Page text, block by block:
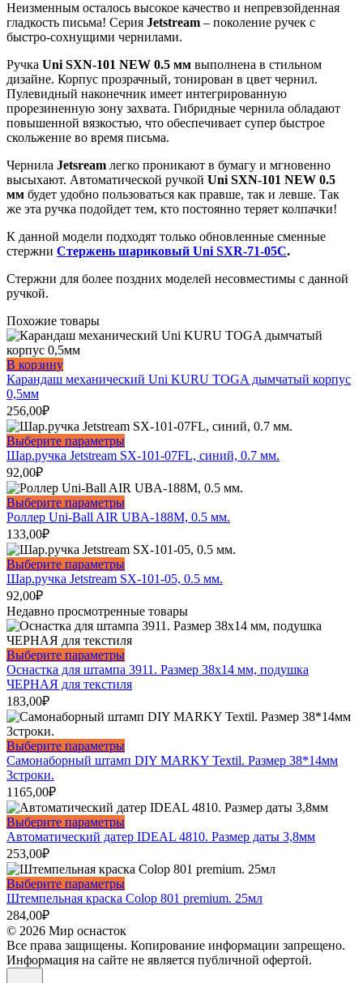
Неизменным осталось высокое качество и непревзойденная
гладкость письма! Серия Jetstream – поколение ручек с
быстро-сохнущими чернилами.
Ручка Uni SXN-101 NEW 0.5 мм выполнена в стильном
дизайне. Корпус прозрачный, тонирован в цвет чернил.
Пулевидный наконечник имеет интегрированную
прорезиненную зону захвата. Гибридные чернила обладают
повышенной вязкостью, что обеспечивает супер быстрое
скольжение во время письма.
Чернила Jetsream легко проникают в бумагу и мгновенно
высыхают. Автоматической ручкой Uni SXN-101 NEW 0.5
мм будет удобно пользоваться как правше, так и левше. Так
же эта ручка подойдет тем, кто постоянно теряет колпачки!
К данной модели подходят только обновленные сменные
стержни Стержень шариковый Uni SXR-71-05C.
Стержни для более поздних моделей несовместимы с данной
ручкой.
Похожие товары
В корзину
Карандаш механический Uni KURU TOGA дымчатый корпус
0,5мм
256,00₽
Выберите параметрыЭтот
товар
несколько
вариаций.
Опции
можно
выбрать
на
странице
товара.
Шар.ручка Jetstream SX-101-07FL, синий, 0.7 мм.
92,00₽
Выберите параметрыЭтот
товар
несколько
вариаций.
Опции
можно
на
странице
товара.
Роллер Uni-Ball AIR UBA-188M, 0.5 мм.
133,00₽
Выберите параметрыЭтот
товар
несколько
вариаций.
Опции
можно
выбрать
на
странице
товара.
Шар.ручка Jetstream SX-101-05, 0.5 мм.
92,00₽
Недавно просмотренные товары
Выберите параметрыЭтот
товар
имеет
вариаций.
можно
выбрать
на
товара.
Оснастка для штампа 3911. Размер 38х14 мм, подушка
ЧЕРНАЯ для текстиля
183,00₽
Выберите параметрыЭтот
товар
вариаций.
Опции
можно
выбрать
странице
товара.
Самонаборный штамп DIY MARKY Textil. Размер 38*14мм
3строки.
1165,00₽
Выберите параметрыЭтот
товар
несколько
вариаций.
Опции
можно
на
странице
товара.
Автоматический датер IDEAL 4810. Размер даты 3,8мм
253,00₽
Выберите параметрыЭтот
товар
несколько
вариаций.
Опции
Штемпельная краска Colop 801 premium. 25мл
284,00₽
© 2026 Мир оснасток
Все права защищены. Копирование информации запрещено.
Информация на сайте не является публичной офертой.